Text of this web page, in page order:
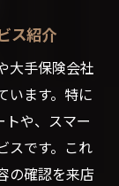
ス紹介
大手保険会社
います。特に
トや、スマー
スです。これ
の確認を来店